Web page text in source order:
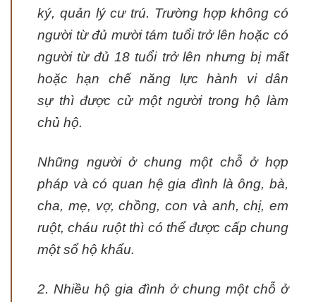
ký, quản lý cư trú. Trường hợp không có
ng­ười từ đủ mười tám tuổi trở lên hoặc có
người từ đủ 18 tuổi trở lên nhưng bị mất
hoặc hạn chế năng lực hành vi dân
sự thì đ­ược cử một ng­ười trong hộ làm
chủ hộ.
Những ng­ười ở chung một chỗ ở hợp
pháp và có quan hệ gia đình là ông, bà,
cha, mẹ, vợ, chồng, con và anh, chị, em
ruột, cháu ruột thì có thể được cấp chung
một sổ hộ khẩu.
2. Nhiều hộ gia đình ở chung một chỗ ở